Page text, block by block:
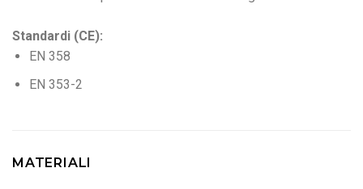
Standardi (CE):
EN 358
EN 353-2
MATERIALI